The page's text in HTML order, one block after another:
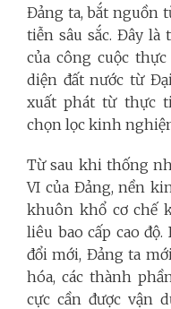
Đảng ta, bắt nguồn
tiễn sâu sắc. Đây là
của công cuộc
diện đất nước từ
xuất phát từ thực
chọn lọc kinh
Từ sau khi thống
VI của Đảng, nền
khuôn khổ cơ chế
liêu bao cấp cao
đổi mới, Đảng ta
hóa, các thành
cực cần được vận